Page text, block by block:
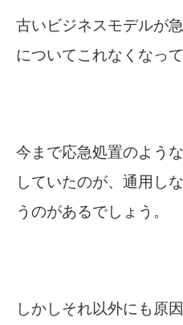
古いビジネスモデルが
についてこれなくなっ
今まで応急処置のよう
していたのが、通用し
うのがあるでしょう。
しかしそれ以外にも原